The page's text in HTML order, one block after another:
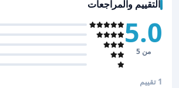
التقييم والمراجعات
5.0
من 5
1 تقييم